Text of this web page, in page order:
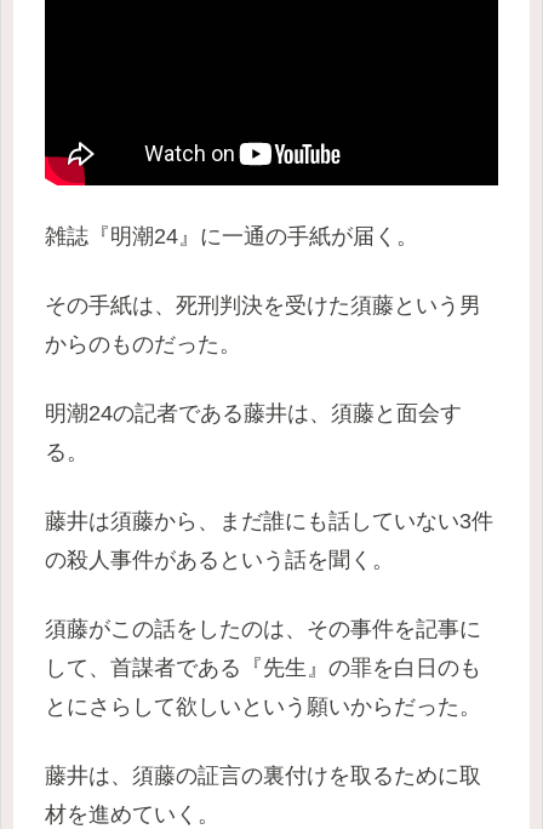
雑誌『明潮24』に一通の手紙が届く。
その手紙は、死刑判決を受けた須藤という男
からのものだった。
明潮24の記者である藤井は、須藤と面会す
る。
藤井は須藤から、まだ誰にも話していない3件
の殺人事件があるという話を聞く。
須藤がこの話をしたのは、その事件を記事に
して、首謀者である『先生』の罪を白日のも
とにさらして欲しいという願いからだった。
藤井は、須藤の証言の裏付けを取るために取
材を進めていく。